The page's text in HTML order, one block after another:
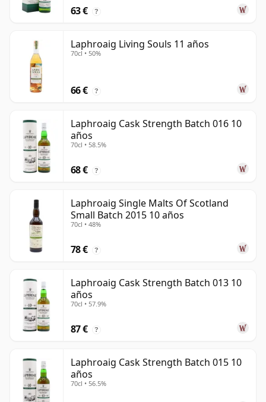
63 € ?
Laphroaig Living Souls 11 años
70cl • 50%
66 € ?
Laphroaig Cask Strength Batch 016 10
años
70cl • 58.5%
68 € ?
Laphroaig Single Malts Of Scotland
Small Batch 2015 10 años
70cl • 48%
78 € ?
Laphroaig Cask Strength Batch 013 10
años
70cl • 57.9%
87 € ?
Laphroaig Cask Strength Batch 015 10
años
70cl • 56.5%